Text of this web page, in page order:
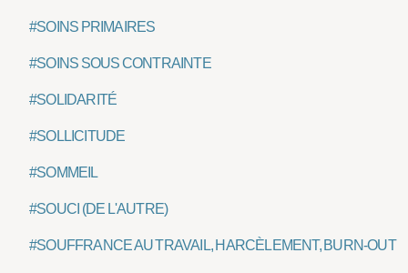
#SOINS PRIMAIRES
#SOINS SOUS CONTRAINTE
#SOLIDARITÉ
#SOLLICITUDE
#SOMMEIL
#SOUCI (DE L'AUTRE)
#SOUFFRANCE AU TRAVAIL, HARCÈLEMENT, BURN-OUT